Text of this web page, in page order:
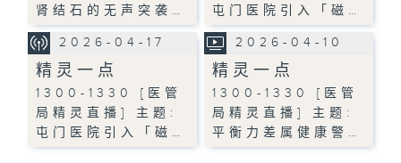
肾结石的无声突袭…
屯门医院引入「磁…
2026-04-17
精灵一点
1300-1330 [医管
局精灵直播] 主题:
屯门医院引入「磁…
2026-04-10
精灵一点
1300-1330 [医管
局精灵直播] 主题:
平衡力差属健康警…